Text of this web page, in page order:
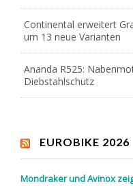
Continental erweitert
um 13 neue Varianten
Ananda R525:
Diebstahlschutz
EUROBIKE 2026
Mondraker und Avinox